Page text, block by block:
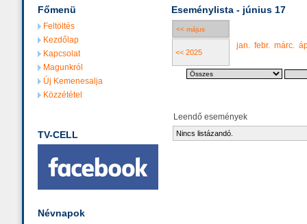
Főmenü
Feltöltés
Kezdőlap
Kapcsolat
Magunkról
Új Kemenesalja
Közzététel
TV-CELL
Névnapok
Eseménylista - június 17
<< május
<< 2025
jan. febr. márc.
Leendő események
Nincs listázandó.